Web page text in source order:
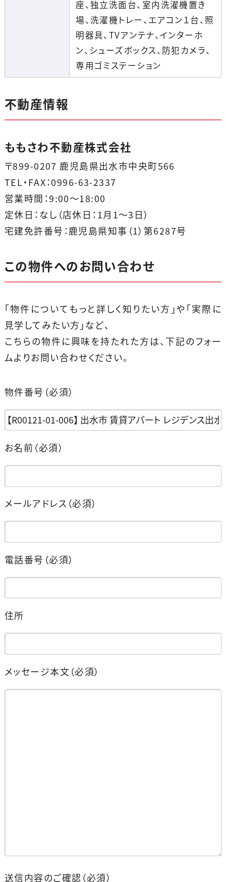
座、独立洗面台、室内洗濯機置き
場、洗濯機トレー、エアコン１台、照
明器具、TVアンテナ、インターホ
ン、シューズボックス、防犯カメラ、
専用ゴミステーション
不動産情報
ももさわ不動産株式会社
〒899-0207 鹿児島県出水市中央町566
TEL・FAX：0996-63-2337
営業時間：9:00～18:00
定休日：なし（店休日：1月1〜3日）
宅建免許番号：鹿児島県知事（1）第6287号
この物件へのお問い合わせ
「物件についてもっと詳しく知りたい方」や「実際に
見学してみたい方」など、
こちらの物件に興味を持たれた方は、下記のフォー
ムよりお問い合わせください。
物件番号 （必須）
お名前 （必須）
メールアドレス （必須）
電話番号 （必須）
住所
メッセージ本文 （必須）
送信内容のご確認（必須）